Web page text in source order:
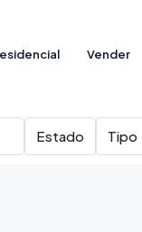
Vender
Estado Tipo